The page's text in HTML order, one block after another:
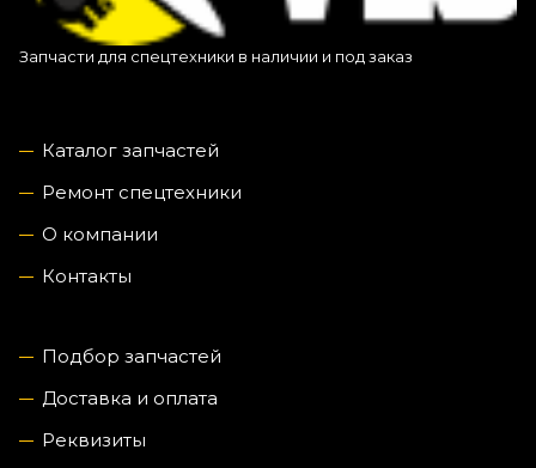
Запчасти для спецтехники в наличии и под заказ
Каталог запчастей
Ремонт спецтехники
О компании
Контакты
Подбор запчастей
Доставка и оплата
Реквизиты